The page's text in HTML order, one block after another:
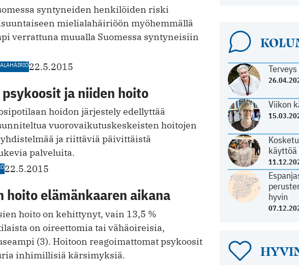
syntyneiden henkilöiden riski
mielialahäiriöön myöhemmällä
verrattuna muualla Suomessa syntyneisiin
22.5.2015
ja niiden hoito
hoidon järjestely edellyttää
vuorovaikutus­keskeisten hoitojen
ja riittäviä päivittäistä
palveluita.
22.5.2015
hoito elämänkaaren aikana
hoito on kehittynyt, vain 13,5 %
on oireettomia tai vähäoireisia,
(3). Hoitoon reagoimattomat psykoosit
inhimillisiä kärsimyksiä.
Viikon
käyttöä
hyvin